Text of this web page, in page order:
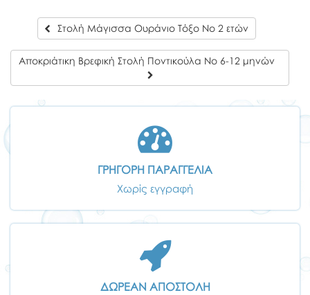
Στολή Μάγισσα Ουράνιο Τόξο Νο 2 ετών
Αποκριάτικη Βρεφική Στολή Ποντικούλα Νο 6-12 μηνών
ΓΡΗΓΟΡΗ ΠΑΡΑΓΓΕΛΙΑ
Χωρίς εγγραφή
ΔΩΡΕΑΝ ΑΠΟΣΤΟΛΗ